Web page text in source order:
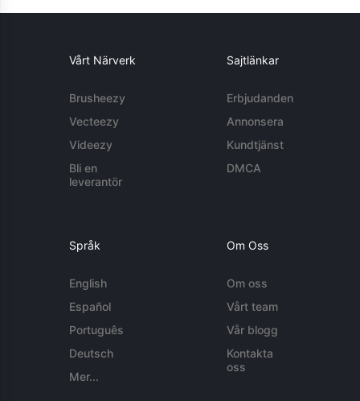
Vårt Närverk
Brusheezy
Vecteezy
Videezy
Bli en
leverantör
Sajtlänkar
Erbjudanden
Annonsera
Kundtjänst
DMCA
Språk
English
Español
Português
Deutsch
Mer...
Om Oss
Om oss
Vårt team
Vår blogg
Kontakta
oss